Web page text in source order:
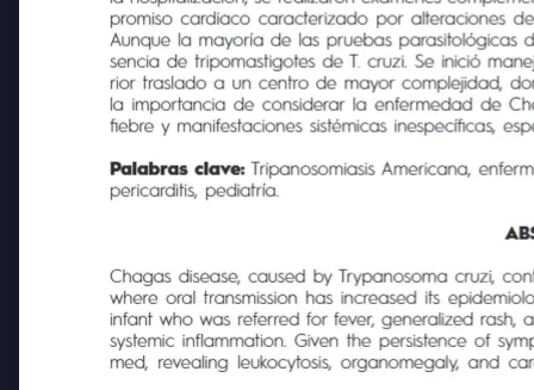
la hospitalización, se realizaron exámenes
promiso cardiaco caracterizado por alteraciones de
Aunque la mayoría de las pruebas parasitológicas
sencia de tripomastigotes de T. cruzi. Se inició
rior traslado a un centro de mayor complejidad,
la importancia de considerar la enfermedad de
fiebre y manifestaciones sistémicas inespecíficas,
Palabras clave:
Tripanosomiasis Americana,
pericarditis, pediatría.
Chagas disease, caused by Trypanosoma cruzi,
where oral transmission has increased its
infant who was referred for fever, generalized rash,
systemic inflammation. Given the persistence of
med, revealing leukocytosis, organomegaly, and